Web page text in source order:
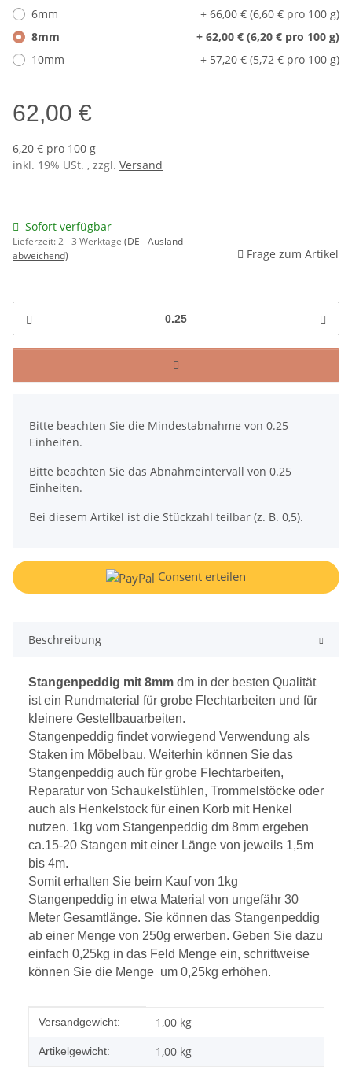
6mm
+ 66,00 € (6,60 € pro 100 g)
8mm
+ 62,00 € (6,20 € pro 100 g)
10mm
+ 57,20 € (5,72 € pro 100 g)
62,00 €
6,20 € pro 100 g
inkl. 19% USt. , zzgl. Versand
Sofort verfügbar
Lieferzeit:2 - 3 Werktage (DE - Ausland
abweichend)
Frage zum Artikel
Bitte beachten Sie die Mindestabnahme von 0.25
Einheiten.
Bitte beachten Sie das Abnahmeintervall von 0.25
Einheiten.
Bei diesem Artikel ist die Stückzahl teilbar (z. B. 0,5).
Consent erteilen
Beschreibung
Stangenpeddig mit 8mm dm in der besten Qualität
ist ein Rundmaterial für grobe Flechtarbeiten und für
kleinere Gestellbauarbeiten.
Stangenpeddig findet vorwiegend Verwendung als
Staken im Möbelbau. Weiterhin können Sie das
Stangenpeddig auch für grobe Flechtarbeiten,
Reparatur von Schaukelstühlen, Trommelstöcke oder
auch als Henkelstock für einen Korb mit Henkel
nutzen. 1kg vom Stangenpeddig dm 8mm ergeben
ca.15-20 Stangen mit einer Länge von jeweils 1,5m
bis 4m.
Somit erhalten Sie beim Kauf von 1kg
Stangenpeddig in etwa Material von ungefähr 30
Meter Gesamtlänge. Sie können das Stangenpeddig
ab einer Menge von 250g erwerben. Geben Sie dazu
einfach 0,25kg in das Feld Menge ein, schrittweise
können Sie die Menge um 0,25kg erhöhen.
Produkteigenschaft
Wert
Versandgewicht: 1,00 kg
Artikelgewicht: 1,00 kg